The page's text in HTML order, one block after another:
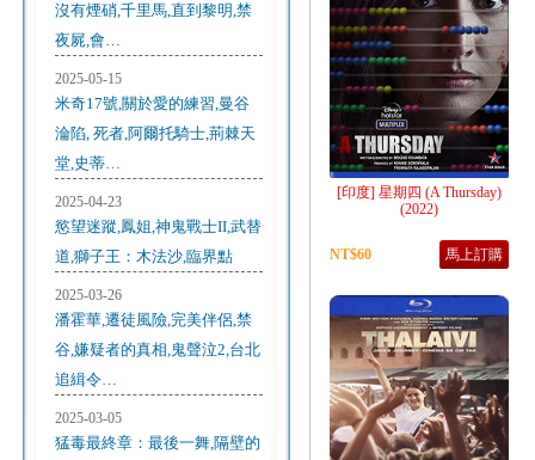
沒有煙硝,千里馬,直到黎明,禁
夜屍,會…
2025-05-15
米奇17號,關於愛的練習,曼谷
淪陷, 死者,阿爾托騎士,荊棘天
堂,史蒂…
2025-04-23
慾望迷蹤,鳳姐,神鬼戰士II,武替
道,獅子王：木法沙,臨界點
2025-03-26
潘霍華,遷徒風險,完美伴侶,禁
谷,嫌疑者的真相,鬼聲泣2,台北
追緝令…
2025-03-05
猛毒最終章：最後一舞,隔壁的
[印度] 星期四 (A Thursday)
(2022)
NT$60 馬上訂購